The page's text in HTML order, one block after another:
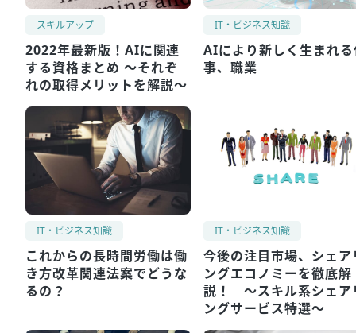
スキルアップ
2022年最新版！AIに関連
する資格まとめ ～それぞ
れの取得メリットを解説～
IT・ビジネス知識
AIにより新しく生まれ
事、職業
IT・ビジネス知識
これからの長時間労働は働
き方改革関連法案でどうな
るの？
IT・ビジネス知識
今後の注目市場、シェア
ングエコノミーを徹底解
説！ ～スキル系シェア
ングサービス特選～